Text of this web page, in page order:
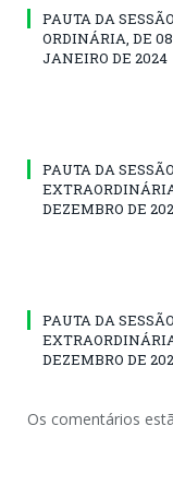
PAUTA DA SESSÃO
ORDINÁRIA, DE
JANEIRO DE 2024
PAUTA DA SESSÃO
DEZEMBRO DE
PAUTA DA SESSÃO
DEZEMBRO DE
Os comentários